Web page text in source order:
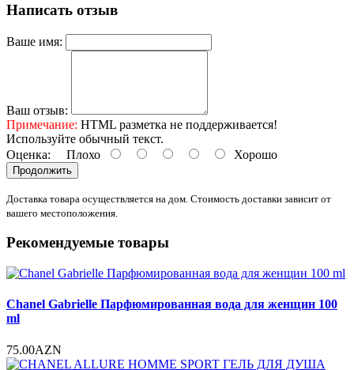
Написать отзыв
Ваше имя:
Ваш отзыв:
Примечание: HTML разметка не поддерживается!
Используйте обычный текст.
Оценка: Плохо Хорошо
Продолжить
Доставка товара осуществляется на дом. Стоимость доставки зависит от
вашего местоположения.
Рекомендуемые товары
Chanel Gabrielle Парфюмированная вода для женщин 100
ml
75.00AZN